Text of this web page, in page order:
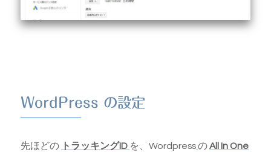
WordPress の設定
先ほどの トラッキングID を、Wordpressの All In One